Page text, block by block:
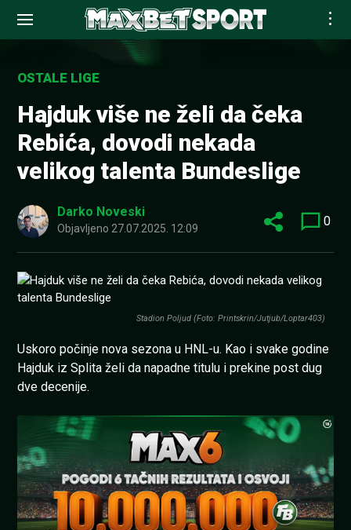
contentOSTALE LIGE
Hajduk više ne želi da čeka
Rebića, dovodi nekada
velikog talenta Bundeslige
Darko Noveski
Objavljeno 27.07.2025. 12:09 0
Stadion Poljud (Foto: Printskrin/Jutjub/Loptar403)
Uskoro počinje nova sezona u HNL-u. Kao i svake godine
Hajduk iz Splita želi da napadne titulu i prekine post dug
dve decenije.